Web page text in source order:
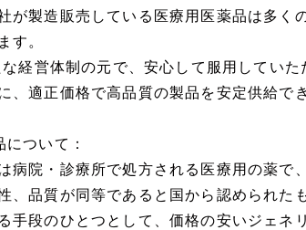
が製造販売している医療用医薬品は多く
す。
経営体制の元で、安心して服用してい
、適正価格で高品質の製品を安定供給で
ついて：
病院・診療所で処方される医療用の薬で
、品質が同等であると国から認められた
手段のひとつとして、価格の安いジェネ